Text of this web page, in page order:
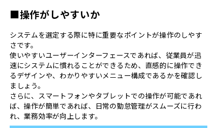
■操作がしやすいか
システムを選定する際に特に重要なポイントが操作のしやす
さです。
使いやすいユーザーインターフェースであれば、従業員が迅
速にシステムに慣れることができるため、直感的に操作でき
るデザインや、わかりやすいメニュー構成であるかを確認し
ましょう。
さらに、スマートフォンやタブレットでの操作が可能であれ
ば、操作が簡単であれば、日常の勤怠管理がスムーズに行わ
れ、業務効率が向上します。